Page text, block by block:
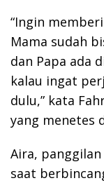
“Ingin
Mama sudah
dan Papa ada
kalau ingat
dulu,” kata
yang menetes
Aira,
saat